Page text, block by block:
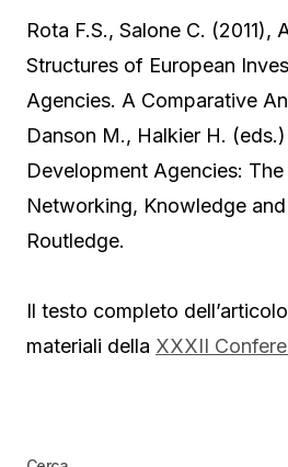
Rota F.S., Salone C. (2011),
Structures of European
Agencies. A Comparative
Danson M., Halkier H.
Development Agencies:
Networking, Knowledge
Routledge.
Il testo completo
materiali della XXXII